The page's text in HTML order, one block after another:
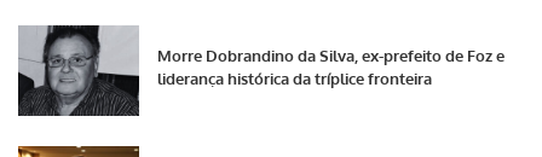
Morre Dobrandino da Silva, ex-prefeito de Foz e
liderança histórica da tríplice fronteira